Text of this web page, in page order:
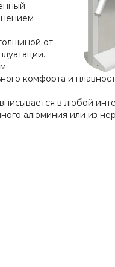
от
комфорта и
в любой
алюминия или из